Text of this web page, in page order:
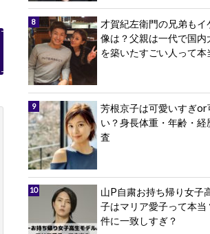
才賀紀左衛門の兄弟もイ
像は？父親は一代で国内
を築いたすごい人って本
芳根京子は可愛いすぎor
い？身長体重・年齢・経
査
山P自粛お持ち帰り女子
子はマリア愛子って本当
件に一致しすぎ？